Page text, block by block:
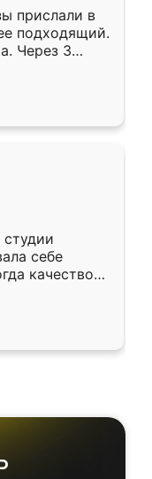
прислали в
подходящий.
Через 3
Остались
себе
качеством
уже почти